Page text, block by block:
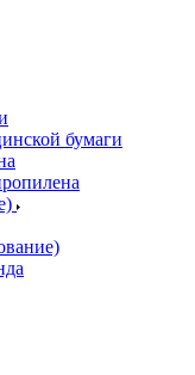
бумаги